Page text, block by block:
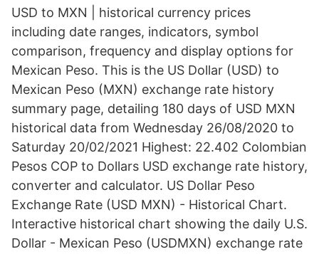
USD to MXN | historical currency prices
including date ranges, indicators, symbol
comparison, frequency and display options for
Mexican Peso. This is the US Dollar (USD) to
Mexican Peso (MXN) exchange rate history
summary page, detailing 180 days of USD MXN
historical data from Wednesday 26/08/2020 to
Saturday 20/02/2021 Highest: 22.402 Colombian
Pesos COP to Dollars USD exchange rate history,
converter and calculator. US Dollar Peso
Exchange Rate (USD MXN) - Historical Chart.
Interactive historical chart showing the daily U.S.
Dollar - Mexican Peso (USDMXN) exchange rate